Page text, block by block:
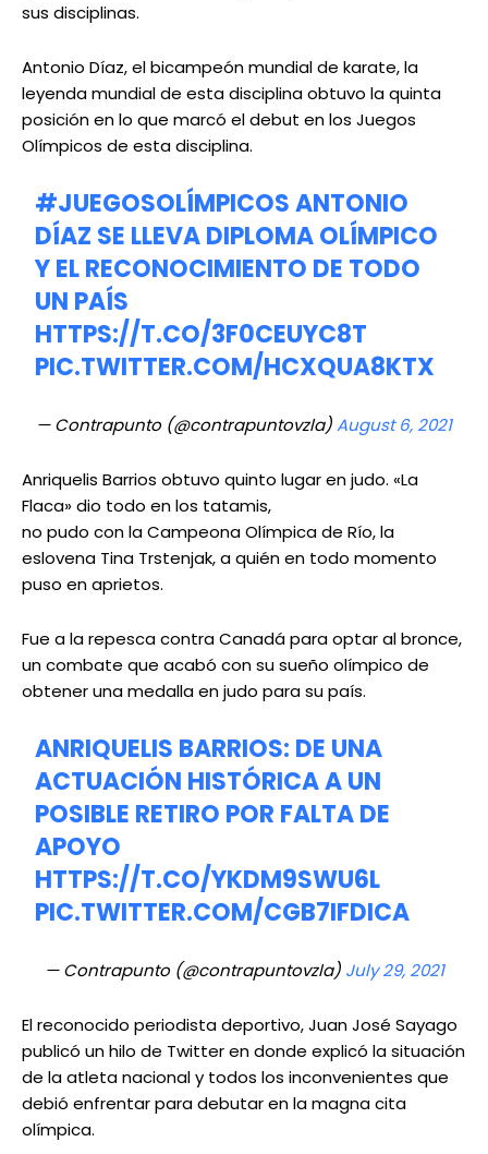
sus disciplinas.
Antonio Díaz, el bicampeón mundial de karate, la
leyenda mundial de esta disciplina obtuvo la quinta
posición en lo que marcó el debut en los Juegos
Olímpicos de esta disciplina.
#JUEGOSOLÍMPICOSANTONIO
DÍAZ SE LLEVA DIPLOMA OLÍMPICO
Y EL RECONOCIMIENTO DE TODO
UN PAÍS
HTTPS://T.CO/3F0CEUYC8T
PIC.TWITTER.COM/HCXQUA8KTX
— Contrapunto (@contrapuntovzla)August 6, 2021
Anriquelis Barrios obtuvo quinto lugar en judo. «La
Flaca» dio todo en los tatamis,
no pudo con la Campeona Olímpica de Río, la
eslovena Tina Trstenjak, a quién en todo momento
puso en aprietos.
Fue a la repesca contra Canadá para optar al bronce,
un combate que acabó con su sueño olímpico de
obtener una medalla en judo para su país.
ANRIQUELIS BARRIOS: DE UNA
ACTUACIÓN HISTÓRICA A UN
POSIBLE RETIRO POR FALTA DE
APOYO
HTTPS://T.CO/YKDM9SWU6L
PIC.TWITTER.COM/CGB7IFDICA
— Contrapunto (@contrapuntovzla) July 29, 2021
El reconocido periodista deportivo, Juan José Sayago
publicó un hilo de Twitter en donde explicó la situación
de la atleta nacional y todos los inconvenientes que
debió enfrentar para debutar en la magna cita
olímpica.